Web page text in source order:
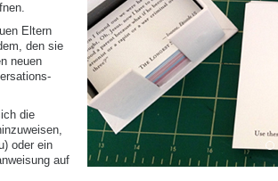
Eltern
den sie
neuen
die
oder ein
auf